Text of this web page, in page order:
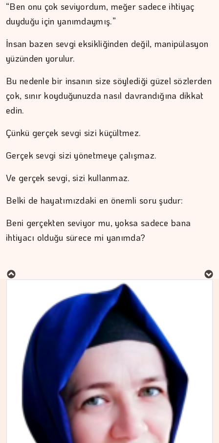
“Ben onu çok seviyordum, meğer sadece ihtiyaç
duyduğu için yanımdaymış.”
İnsan bazen sevgi eksikliğinden değil, manipülasyon
yüzünden yorulur.
Bu nedenle bir insanın size söylediği güzel sözlerden
çok, sınır koyduğunuzda nasıl davrandığına dikkat
edin.
Çünkü gerçek sevgi sizi küçültmez.
Gerçek sevgi sizi yönetmeye çalışmaz.
Ve gerçek sevgi, sizi kullanmaz.
Belki de hayatımızdaki en önemli soru şudur:
Beni gerçekten seviyor mu, yoksa sadece bana
ihtiyacı olduğu sürece mi yanımda?
MURAT DOĞAN